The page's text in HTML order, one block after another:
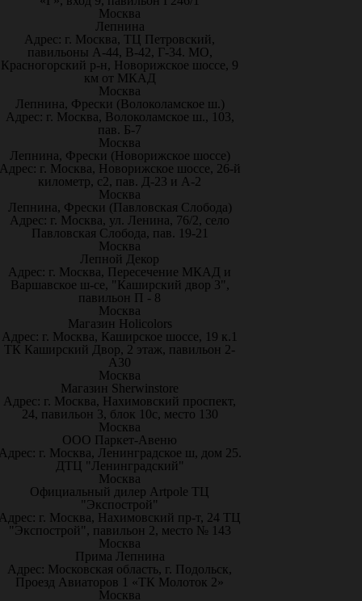
Москва
Лепнина
Адрес: г. Москва, ТЦ Петровский,
павильоны А-44, В-42, Г-34. МО,
Красногорский р-н, Новорижское шоссе, 9
км от МКАД
Москва
Лепнина, Фрески (Волоколамское ш.)
Адрес: г. Москва, Волоколамское ш., 103,
пав. Б-7
Москва
Лепнина, Фрески (Новорижское шоссе)
г. Москва, Новорижское шоссе, 26-й
километр, с2, пав. Д-23 и А-2
Москва
Лепнина, Фрески (Павловская Слобода)
Адрес: г. Москва, ул. Ленина, 76/2, село
Павловская Слобода, пав. 19-21
Москва
Лепной Декор
Адрес: г. Москва, Пересечение МКАД и
Варшавское ш-се, "Каширский двор 3",
павильон П - 8
Москва
Магазин Holicolors
Адрес: г. Москва, Каширское шоссе, 19 к.1
ТК Каширский Двор, 2 этаж, павильон 2-
А30
Москва
Магазин Sherwinstore
Адрес: г. Москва, Нахимовский проспект,
24, павильон 3, блок 10с, место 130
Москва
ООО Паркет-Авeню
г. Москва, Ленинградское ш, дом 25.
ДТЦ "Ленинградский"
Москва
Официальный дилер Artpole ТЦ
"Экспострой"
г. Москва, Нахимовский пр-т, 24 ТЦ
"Экспострой", павильон 2, место № 143
Москва
Прима Лепнина
Адрес: Московская область, г. Подольск,
Проезд Авиаторов 1 «ТК Молоток 2»
Москва